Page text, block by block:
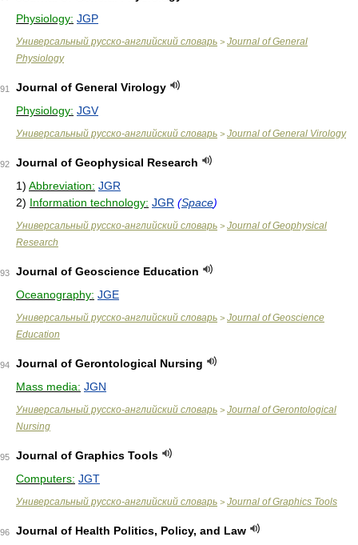
Physiology: JGP
Универсальный русско-английский словарь > Journal of General
Physiology
91
Journal of General Virology
Physiology: JGV
Универсальный русско-английский словарь > Journal of General Virology
92
Journal of Geophysical Research
1) Abbreviation: JGR
2) Information technology: JGR (Space)
Универсальный русско-английский словарь > Journal of Geophysical
Research
93
Journal of Geoscience Education
Oceanography: JGE
Универсальный русско-английский словарь > Journal of Geoscience
Education
94
Journal of Gerontological Nursing
Mass media: JGN
Универсальный русско-английский словарь > Journal of Gerontological
Nursing
95
Journal of Graphics Tools
Computers: JGT
Универсальный русско-английский словарь > Journal of Graphics Tools
96 Journal of Health Politics, Policy, and Law